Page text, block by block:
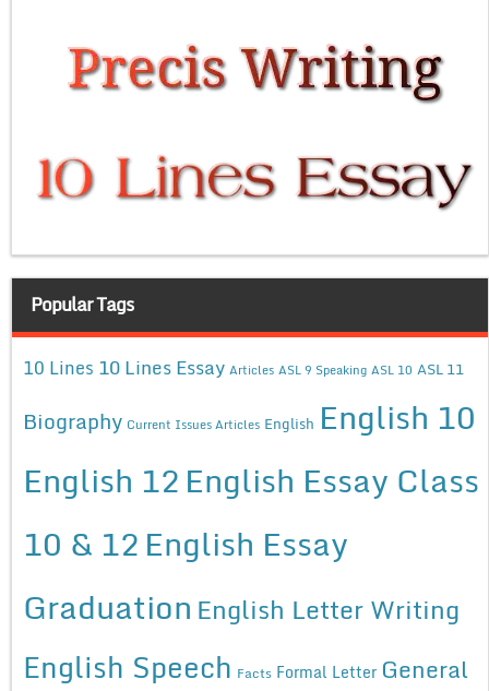
Popular Tags
10 Lines 10 Lines Essay Articles ASL 9 Speaking ASL 10 ASL 11
Biography Current Issues Articles English English 10
English 12English Essay Class
10 & 12English Essay
Graduation English Letter Writing
English Speech Facts Formal Letter General